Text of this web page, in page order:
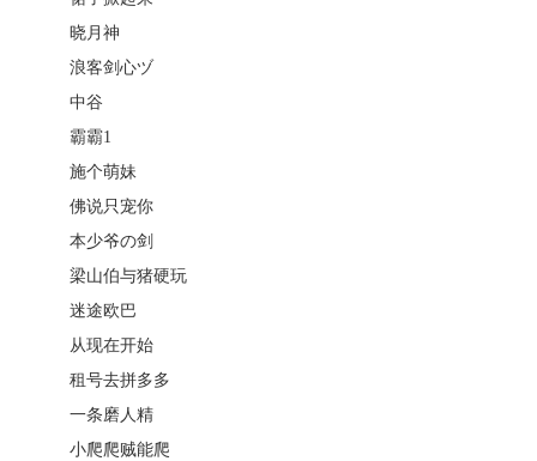
晓月神
浪客剑心ヅ
中谷
霸霸1
施个萌妹
佛说只宠你
本少爷の剑
梁山伯与猪硬玩
迷途欧巴
从现在开始
租号去拼多多
一条磨人精
小爬爬贼能爬